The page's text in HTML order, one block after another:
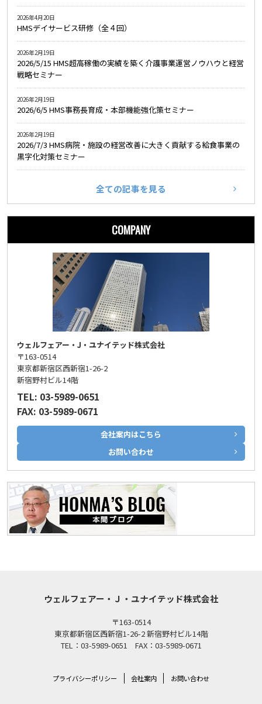
HMSデイサービス研修（全４回）
2026年4月20日
2026/5/15 HMS超高稼働の実績を築く介護事業運営ノウハウと経営
戦略セミナー
2026年2月19日
2026/6/5 HMS事務長育成・本部機能強化策セミナー
2026年2月19日
2026/7/3 HMS病院・施設の経営改善に大きく貢献する給食事業の
黒字化対策セミナー
2026年2月19日
全ての記事を見る
COMPANY
ウェルフェアー・J・ユナイテッド株式会社
〒163-0514
東京都新宿区西新宿1-26-2
新宿野村ビル14階
TEL: 03-5989-0651
FAX: 03-5989-0671
会社案内はこちら
お問い合わせ
ウェルフェアー・Ｊ・ユナイテッド株式会社
〒163-0514
東京都新宿区西新宿1-26-2 新宿野村ビル14階
TEL：03-5989-0651 FAX：03-5989-0671
プライバシーポリシー 会社案内 お問い合わせ